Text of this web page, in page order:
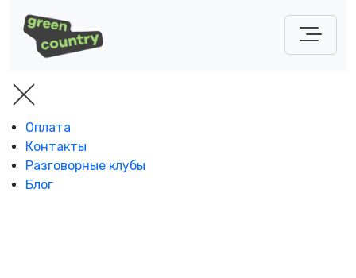
Оплата
Контакты
Разговорные клубы
Блог